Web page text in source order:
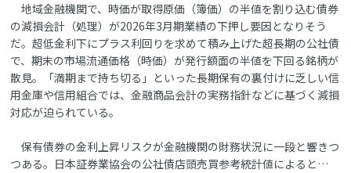
地域金融機関で、時価が取得原価（簿価）の半値を割り込む債券
の減損会計（処理）が2026年3月期業績の下押し要因となりそう
だ。超低金利下にプラス利回りを求めて積み上げた超長期の公社債
で、期末の市場流通価格（時価）が発行額面の半値を下回る銘柄が
散見。「満期まで持ち切る」といった長期保有の裏付けに乏しい信
用金庫や信用組合では、金融商品会計の実務指針などに基づく減損
対応が迫られている。
保有債券の金利上昇リスクが金融機関の財務状況に一段と響きつ
つある。日本証券業協会の公社債店頭売買参考統計値によると…